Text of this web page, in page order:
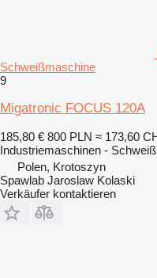
Schweißmaschine
9
Migatronic FOCUS 120A
185,80 € 800 PLN ≈ 173,60
Industriemaschinen -
Polen, Krotoszyn
Spawlab Jaroslaw Kolaski
Verkäufer kontaktieren